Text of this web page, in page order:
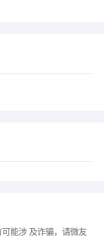
能涉 及诈骗，请微友